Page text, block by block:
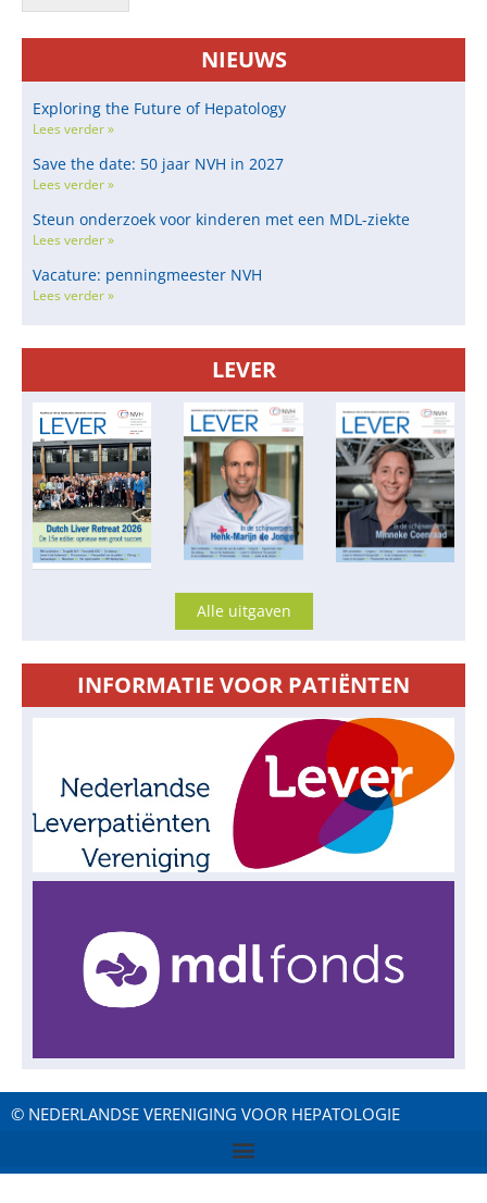
NIEUWS
Exploring the Future of Hepatology
Lees verder »
Save the date: 50 jaar NVH in 2027
Lees verder »
Steun onderzoek voor kinderen met een MDL-ziekte
Lees verder »
Vacature: penningmeester NVH
Lees verder »
LEVER
Alle uitgaven
INFORMATIE VOOR PATIËNTEN
© NEDERLANDSE VERENIGING VOOR HEPATOLOGIE